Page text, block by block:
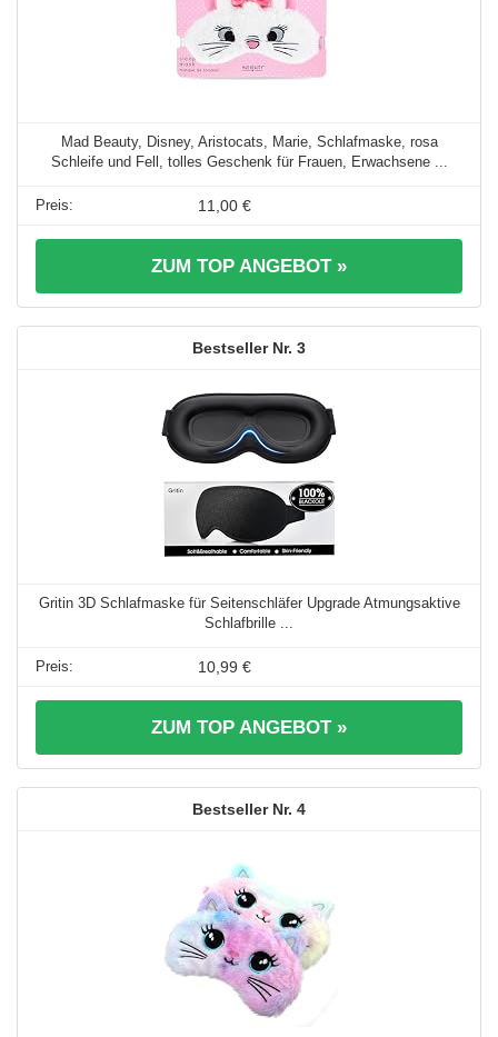
Mad Beauty, Disney, Aristocats, Marie, Schlafmaske, rosa
Schleife und Fell, tolles Geschenk für Frauen, Erwachsene ...
11,00 €
ZUM TOP ANGEBOT »
3
Gritin 3D Schlafmaske für Seitenschläfer Upgrade Atmungsaktive
Schlafbrille ...
10,99 €
ZUM TOP ANGEBOT »
4